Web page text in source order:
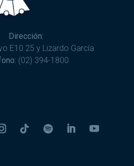
Dirección:
E10 25 y Lizardo García
(02) 394-1800